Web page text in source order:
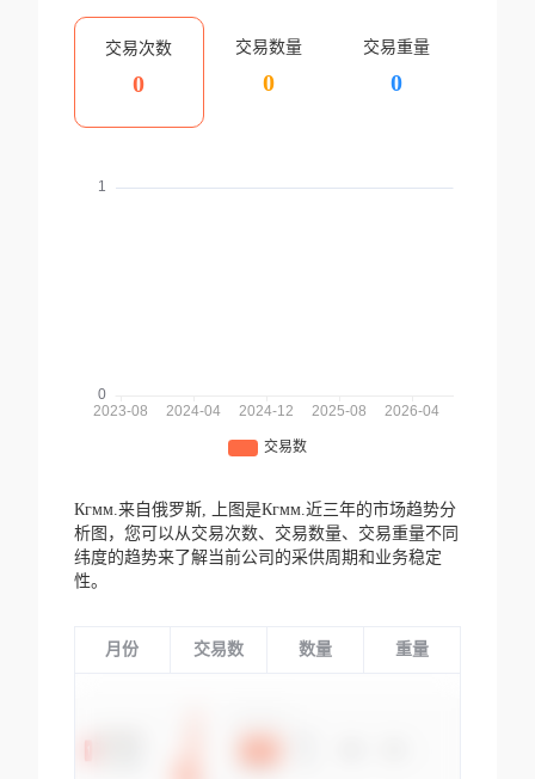
交易次数
0
交易数量
0
交易重量
0
Кгмм.来自俄罗斯,
上图是Кгмм.近三年的市场趋势分
析图，您可以从交易次数、交易数量、交易重量不同
纬度的趋势来了解当前公司的采供周期和业务稳定
性。
月份 交易数 数量 重量